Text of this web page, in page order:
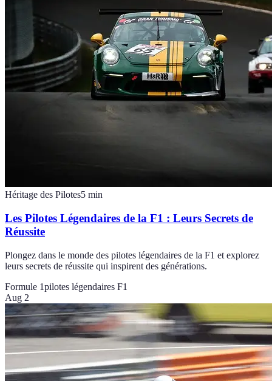
Héritage des Pilotes5 min
Les Pilotes Légendaires de la F1 : Leurs Secrets de
Réussite
Plongez dans le monde des pilotes légendaires de la F1 et explorez
leurs secrets de réussite qui inspirent des générations.
Formule 1pilotes légendaires F1
Aug 2